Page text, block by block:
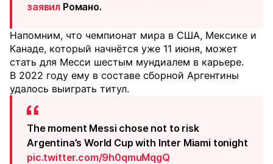
заявил Романо.
Напомним, что чемпионат мира в США, Мексике и
Канаде, который начнётся уже 11 июня, может
стать для Месси шестым мундиалем в карьере.
В 2022 году ему в составе сборной Аргентины
удалось выиграть титул.
The moment Messi chose not to risk
Argentina’s World Cup with Inter Miami tonight
pic.twitter.com/9h0qmuMqgQ